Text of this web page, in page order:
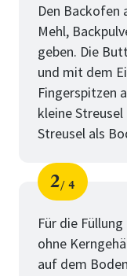
Den Backofen
Mehl,
geben. Die
und mit dem
Fingerspitzen
kleine
Streusel als
Schritt
2
von
4
Für die
ohne
auf dem